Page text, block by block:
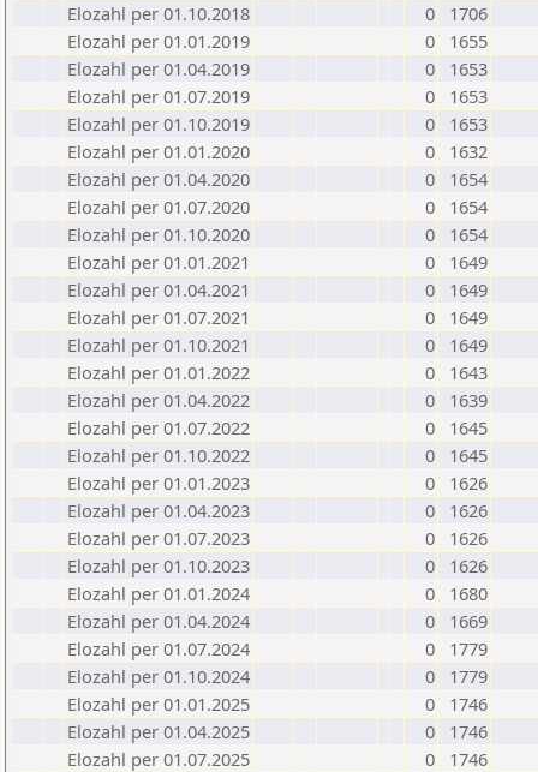
Elozahl per 01.10.2018
0
1706
Elozahl per 01.01.2019
0
1655
Elozahl per 01.04.2019
0
1653
Elozahl per 01.07.2019
0
1653
Elozahl per 01.10.2019
0
1653
Elozahl per 01.01.2020
0
1632
Elozahl per 01.04.2020
0
1654
Elozahl per 01.07.2020
0
1654
Elozahl per 01.10.2020
0
1654
Elozahl per 01.01.2021
0
1649
Elozahl per 01.04.2021
0
1649
Elozahl per 01.07.2021
0
1649
Elozahl per 01.10.2021
0
1649
Elozahl per 01.01.2022
0
1643
Elozahl per 01.04.2022
0
1639
Elozahl per 01.07.2022
0
1645
Elozahl per 01.10.2022
0
1645
Elozahl per 01.01.2023
0
1626
Elozahl per 01.04.2023
0
1626
Elozahl per 01.07.2023
0
1626
Elozahl per 01.10.2023
0
1626
Elozahl per 01.01.2024
0
1680
Elozahl per 01.04.2024
0
1669
Elozahl per 01.07.2024
0
1779
Elozahl per 01.10.2024
0
1779
Elozahl per 01.01.2025
0
1746
Elozahl per 01.04.2025
0
1746
Elozahl per 01.07.2025
0
1746